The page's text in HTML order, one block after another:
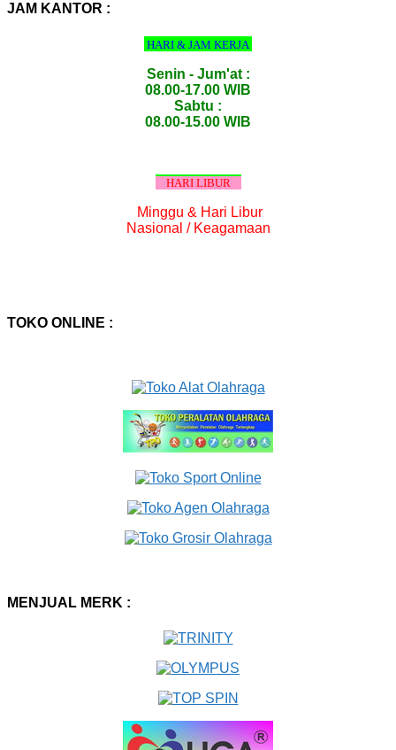
JAM KANTOR :
HARI & JAM KERJA
Senin - Jum'at :
08.00-17.00 WIB
Sabtu :
08.00-15.00 WIB
HARI LIBUR
Minggu & Hari Libur
Nasional / Keagamaan
TOKO ONLINE :
MENJUAL MERK :